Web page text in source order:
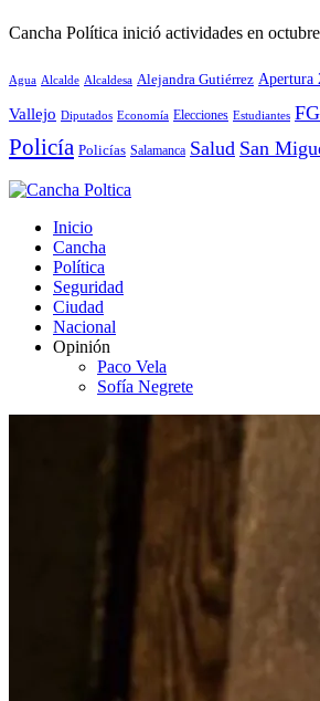
Cancha Política inició actividades en
Agua Alcalde Alcaldesa Alejandra Gutiérrez Apertura
Vallejo Diputados Economía Elecciones Estudiantes
Policía Policías Salamanca Salud San
Inicio
Cancha
Política
Seguridad
Ciudad
Nacional
Opinión
Paco Vela
Sofía Negrete